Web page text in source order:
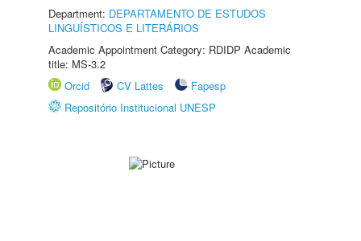
Department: DEPARTAMENTO DE ESTUDOS
LINGUÍSTICOS E LITERÁRIOS
Academic Appointment Category: RDIDP Academic
title: MS-3.2
Orcid
CV Lattes
Fapesp
Repositório Institucional UNESP